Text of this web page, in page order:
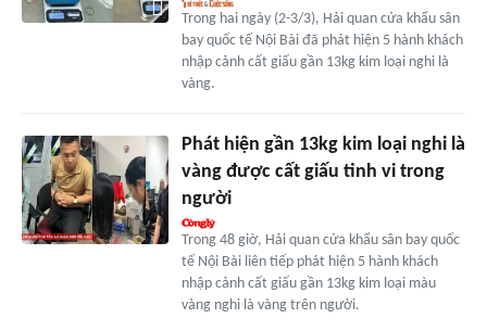
Trong hai ngày (2-3/3), Hải quan cửa khẩu sân
bay quốc tế Nội Bài đã phát hiện 5 hành khách
nhập cảnh cất giấu gần 13kg kim loại nghi là
vàng.
Phát hiện gần 13kg kim loại nghi là
vàng được cất giấu tinh vi trong
người
Trong 48 giờ, Hải quan cửa khẩu sân bay quốc
tế Nội Bài liên tiếp phát hiện 5 hành khách
nhập cảnh cất giấu gần 13kg kim loại màu
vàng nghi là vàng trên người.